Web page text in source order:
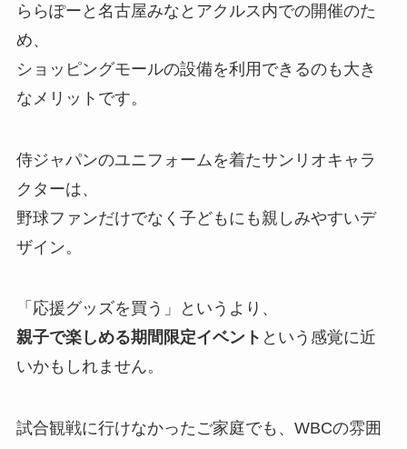
ららぽーと名古屋みなとアクルス内での開催のた
め、
ショッピングモールの設備を利用できるのも大き
なメリットです。
侍ジャパンのユニフォームを着たサンリオキャラ
クターは、
野球ファンだけでなく子どもにも親しみやすいデ
ザイン。
「応援グッズを買う」というより、
親子で楽しめる期間限定イベント という感覚に近
いかもしれません。
試合観戦に行けなかったご家庭でも、WBCの雰囲